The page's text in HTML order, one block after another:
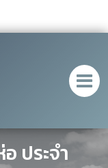
ะธานเปิด
ประจำ